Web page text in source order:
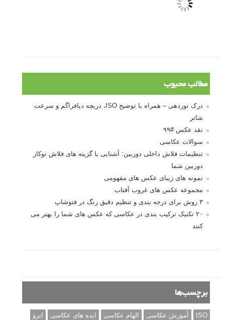
مطالب محبوب
درک نوردهی – همراه با توضیح ISO، دریچه دیافراگم و سرعت
شاتر
نقد عکس #۹۹
سوالات عکاسی
تنظیمات فلاش داخلی دوربین: آشنایی با گزینه های فلاش توکار
دوربین شما
نمونه های زیبای عکس های مفهومی
مجموعه عکس های غروب آفتاب
۳ روش برای درجه بندی و تنظیم دقیق رنگ در فتوشاپ
۲۰ تکنیک ترکیب بندی در عکاسی که عکس های شما را بهتر می
کنند
برچسب‌ها
ISO آموزش عکاسی الهام عکاسی ایده های عکاسی
ایزو